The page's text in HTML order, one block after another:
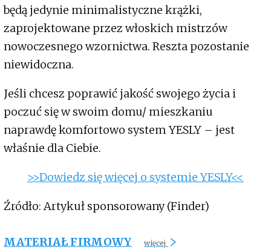
będą jedynie minimalistyczne krążki,
zaprojektowane przez włoskich mistrzów
nowoczesnego wzornictwa. Reszta pozostanie
niewidoczna.
Jeśli chcesz poprawić jakość swojego życia i
poczuć się w swoim domu/ mieszkaniu
naprawdę komfortowo system YESLY – jest
właśnie dla Ciebie.
>>Dowiedz się więcej o systemie YESLY<<
Źródło: Artykuł sponsorowany (Finder)
MATERIAŁ FIRMOWY więcej